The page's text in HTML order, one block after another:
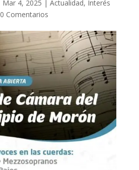
Mar 4, 2025 | Actualidad, Interés
0 Comentarios